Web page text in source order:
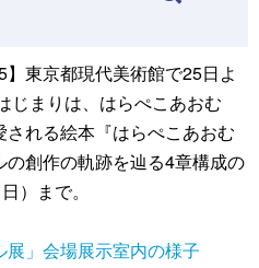
】東京都現代美術館で25日よ
じまりは、はらぺこあおむ
れる絵本『はらぺこあおむ
創作の軌跡を辿る4章構成の
）まで。
展」会場展示室内の様子